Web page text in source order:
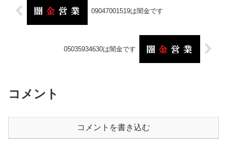
09047001519は闇金です
05035934630は闇金です
コメント
コメントを書き込む